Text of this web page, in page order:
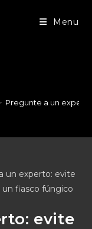
Menu
Pregunte a un
evite